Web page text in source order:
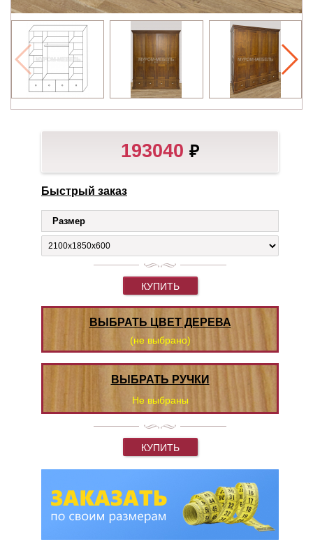
193040 ₽
Быстрый заказ
Размер
КУПИТЬ
ВЫБРАТЬ ЦВЕТ ДЕРЕВА
(не выбрано)
ВЫБРАТЬ РУЧКИ
Не выбраны
КУПИТЬ